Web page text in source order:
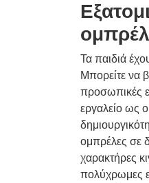
Τα παιδιά
Μπορείτε να
προσωπικές
εργαλείο ως
ομπρέλες σε
χαρακτήρες
πολύχρωμες